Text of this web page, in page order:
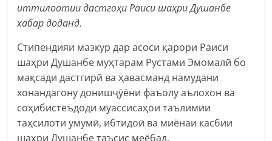
иттилоотии дастгоҳи Раиси шаҳри Душанбе
хабар доданд.
Стипендияи мазкур дар асоси қарори Раиси
шаҳри Душанбе муҳтарам Рустами Эмомалӣ бо
мақсади дастгирӣ ва ҳавасманд намудани
хонандагону донишҷӯёни фаъолу аълохон ва
соҳибистеъдоди муассисаҳои таълимии
таҳсилоти умумӣ, ибтидоӣ ва миёнаи касбии
шаҳри Душанбе таъсис меёбад.